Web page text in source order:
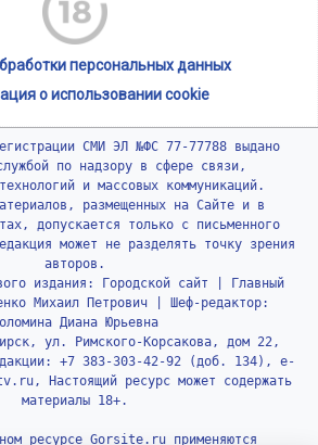
персональных данных
о использовании cookie
СМИ ЭЛ №ФС 77-77788 выдано
по надзору в сфере связи,
и массовых коммуникаций.
размещенных на Сайте и в
допускается только с письменного
может не разделять точку зрения
авторов.
издания: Городской сайт | Главный
Михаил Петрович | Шеф-редактор:
Диана Юрьевна
ул. Римского-Корсакова, дом 22,
+7 383-303-42-92 (доб. 134), e-
Настоящий ресурс может содержать
материалы 18+.
ресурсе Gorsite.ru применяются